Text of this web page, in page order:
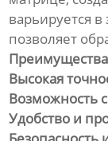
варьируется
позволяет
Преимущества
Высокая
Возможность
Удобство и